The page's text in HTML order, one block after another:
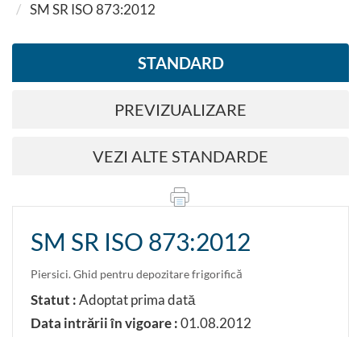
SM SR ISO 873:2012
STANDARD
PREVIZUALIZARE
VEZI ALTE STANDARDE
SM SR ISO 873:2012
Piersici. Ghid pentru depozitare frigorifică
Statut :Adoptat prima dată
Data intrării în vigoare :01.08.2012